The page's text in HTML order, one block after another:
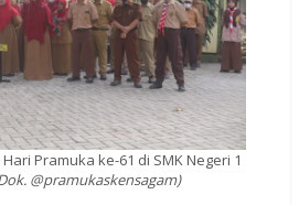
Pramuka ke-61 di SMK Negeri 1
@pramukaskensagam)